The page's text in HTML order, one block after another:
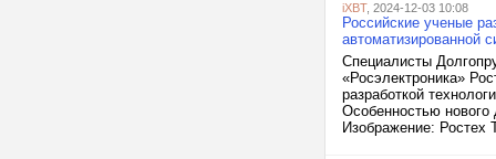
iXBT, 2024-12-03 10:08
Российские ученые
автоматизированной
Специалисты
«Росэлектроника»
разработкой
Особенностью нового
Изображение: Ростех